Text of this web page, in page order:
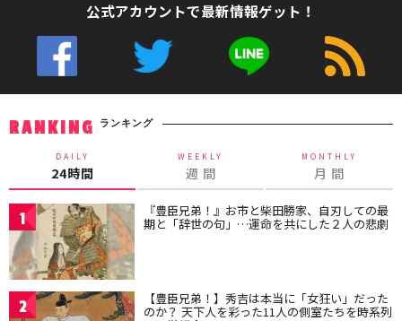
公式アカウントで最新情報ゲット！
RANKING ランキング
DAILY
24時間
WEEKLY
週 間
MONTHLY
月 間
1 『豊臣兄弟！』お市と柴田勝家、自刃しての最
期と「辞世の句」…運命を共にした２人の悲劇
2 【豊臣兄弟！】秀吉は本当に「女狂い」だった
のか？ 天下人を彩った11人の側室たちを時系列